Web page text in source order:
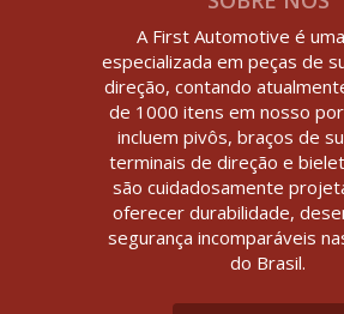
A First Automotive é
especializada em peças de
direção, contando
de 1000 itens em nosso
incluem pivôs, braços de
terminais de direção e
são cuidadosamente
oferecer durabilidade,
segurança incomparáveis
do Brasil.